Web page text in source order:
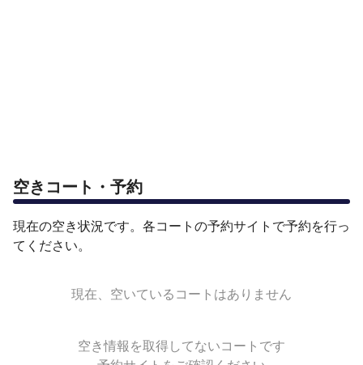
空きコート・予約
現在の空き状況です。各コートの予約サイトで予約を行っ
てください。
現在、空いているコートはありません
空き情報を取得してないコートです